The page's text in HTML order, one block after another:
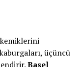
üçüncü
Basel